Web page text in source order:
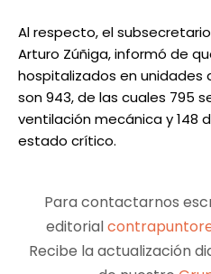
Al respecto, el
Arturo Zúñiga, informó de
hospitalizados en unidades
son 943, de las cuales 795
ventilación mecánica y 148
estado crítico.
Para contactarnos
editorial
Recibe la actualización